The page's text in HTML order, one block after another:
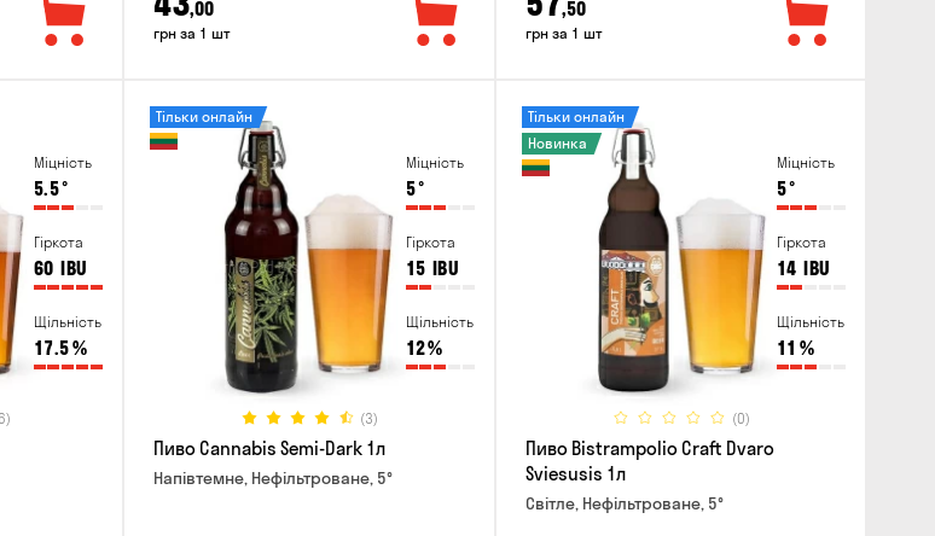
,00
грн за 1 шт
,50
грн за 1 шт
Міцність
5.5°
Гіркота
60 IBU
Щільність
17.5%
Міцність
5°
Гіркота
15 IBU
Щільність
12%
(3)
Тільки онлайн
Пиво Cannabis Semi-Dark 1л
Напівтемне, Нефільтроване, 5°
Міцність
5°
Гіркота
14 IBU
Щільність
11 %
(0)
Тільки онлайн
Новинка
Пиво Bistrampolio Craft Dvaro
Sviesusis 1л
Світле, Нефільтроване, 5°